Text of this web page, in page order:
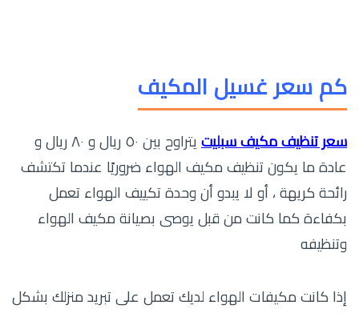
كم سعر غسيل المكيف
سعر تنظيف مكيف سبليت
يتراوح بين ٥٠ ريال و ٨٠ ريال و
عادة ما يكون تنظيف مكيف الهواء ضروريًا عندما تكتشف
رائحة كريهة ، أو لا يبدو أن وحدة تكييف الهواء تعمل
بكفاءة كما كانت من قبل يوصى بصيانة مكيف الهواء
وتنظيفه
إذا كانت مكيفات الهواء لديك تعمل على تبريد منزلك بشكل